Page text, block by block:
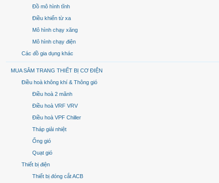
Đồ mô hình tĩnh
Điều khiển từ xa
Mô hình chạy xăng
Mô hình chạy điện
Các đồ gia dụng khác
MUA SẮM TRANG THIẾT BỊ CƠ ĐIỆN
Điều hoà không khí & Thông gió
Điều hoà 2 mãnh
Điều hoà VRF VRV
Điều hoà VPF Chiller
Tháp giải nhiệt
Ống gió
Quạt gió
Thiết bị điện
Thiết bị đóng cắt ACB